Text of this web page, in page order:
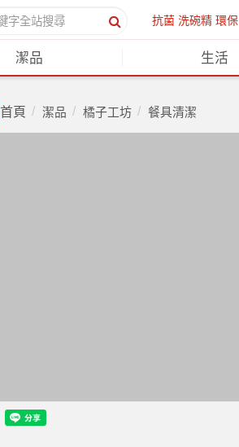
抗菌 洗碗精 環保
潔品 生活
首頁 潔品 橘子工坊 餐具清潔